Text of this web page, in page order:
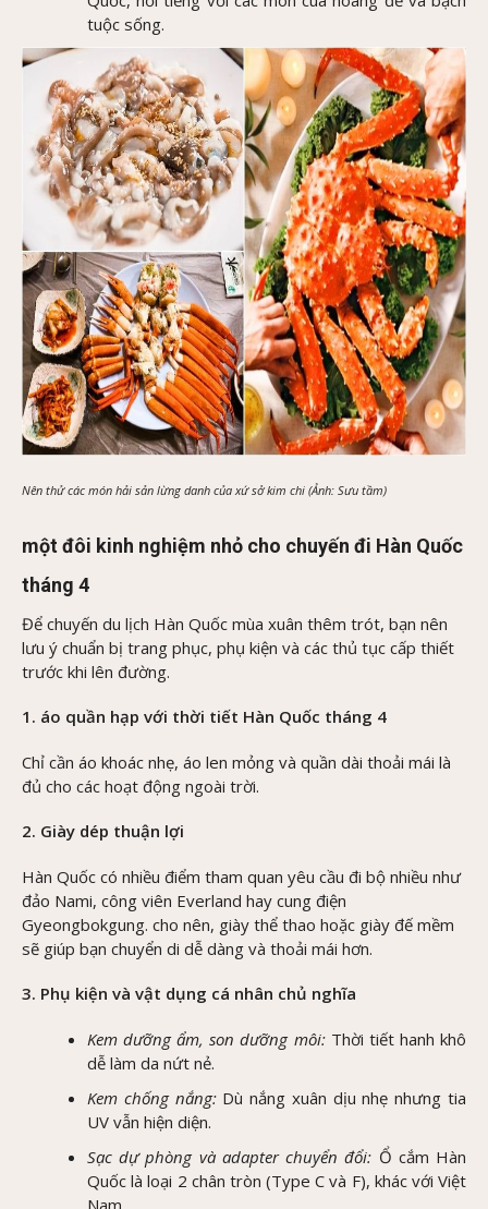
tuộc sống.
Nên thử các món hải sản lừng danh của xứ sở kim chi (Ảnh: Sưu tầm)
một đôi kinh nghiệm nhỏ cho chuyến đi Hàn Quốc
tháng 4
Để chuyến du lịch Hàn Quốc mùa xuân thêm trót, bạn nên
lưu ý chuẩn bị trang phục, phụ kiện và các thủ tục cấp thiết
trước khi lên đường.
1. áo quần hạp với thời tiết Hàn Quốc tháng 4
Chỉ cần áo khoác nhẹ, áo len mỏng và quần dài thoải mái là
đủ cho các hoạt động ngoài trời.
2. Giày dép thuận lợi
Hàn Quốc có nhiều điểm tham quan yêu cầu đi bộ nhiều như
đảo Nami, công viên Everland hay cung điện
Gyeongbokgung. cho nên, giày thể thao hoặc giày đế mềm
sẽ giúp bạn chuyển di dễ dàng và thoải mái hơn.
3. Phụ kiện và vật dụng cá nhân chủ nghĩa
Kem dưỡng ẩm, son dưỡng môi: Thời tiết hanh khô
dễ làm da nứt nẻ.
Kem chống nắng: Dù nắng xuân dịu nhẹ nhưng tia
UV vẫn hiện diện.
Sạc dự phòng và adapter chuyển đổi: Ổ cắm Hàn
Quốc là loại 2 chân tròn (Type C và F), khác với Việt
Nam.